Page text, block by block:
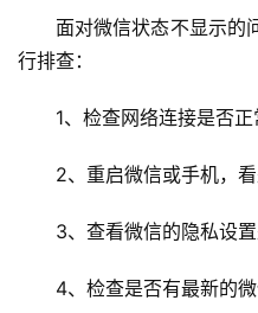
网
面对微信状态不显示的
行排查：
1、检查网络连接是否正
2、重启微信或手机，
3、查看微信的隐私设置
4、检查是否有最新的